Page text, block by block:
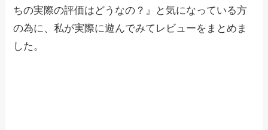
ちの実際の評価はどうなの？』と気になっている方
の為に、私が実際に遊んでみてレビューをまとめま
した。